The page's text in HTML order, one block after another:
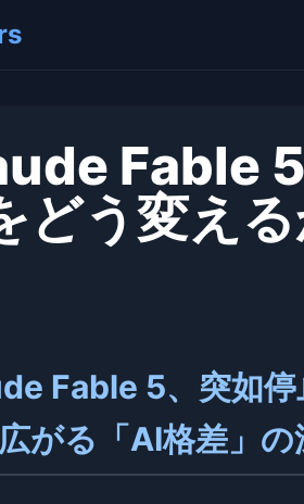
Fable
どう変える
Fable 5、突如
がる「AI格差」の